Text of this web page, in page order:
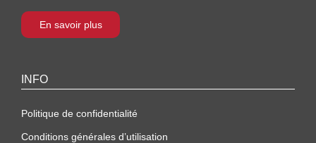
En savoir plus
INFO
Politique de confidentialité
Conditions générales d’utilisation